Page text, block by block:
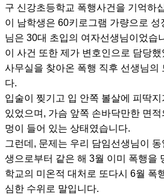
구 신강초등학교 폭행사건을 기억하
이 남학생은 60키로그램 가량으로 성
님은 30대 초입의 여자선생님이었습
이 사건 또한 제가 변호인으로 담당
사무실을 찾아온 폭행 직후 선생님의
다.
입술이 찢기고 입 안쪽 볼살에 피딱
있었으며, 가슴 앞쪽 손바닥만한 면
멍이 들어 있는 상태였습니다.
그런데, 문제는 우리 담임선생님이
생으로부터 같은 해 3월 이미 폭행을
학교의 미온적 대처로 또다시 6월 폭
심한 수위로 말입니다.